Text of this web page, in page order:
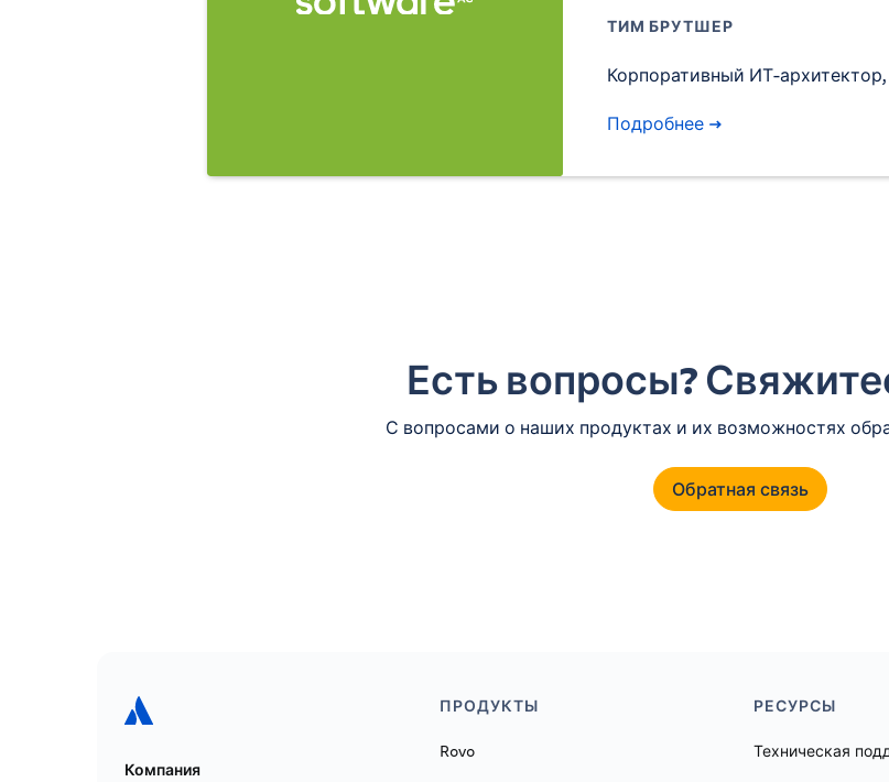
ТИМ БРУТШЕР
Корпоративный ИТ-
Подробнее
Есть вопросы?
С вопросами о наших продуктах и их возможностях
Обратная связь
Компания
ПРОДУКТЫ
Rovo
РЕСУРСЫ
Техническая